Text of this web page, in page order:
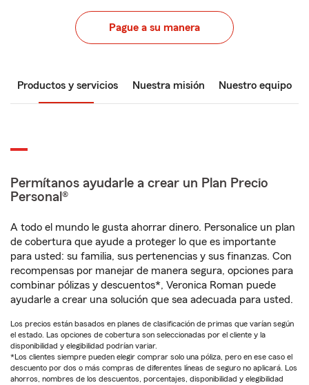
Pague a su manera
Productos y servicios Nuestra misión Nuestro equipo
Permítanos ayudarle a crear un Plan Precio
Personal®
A todo el mundo le gusta ahorrar dinero. Personalice un plan
de cobertura que ayude a proteger lo que es importante
para usted: su familia, sus pertenencias y sus finanzas. Con
recompensas por manejar de manera segura, opciones para
combinar pólizas y descuentos*, Veronica Roman puede
ayudarle a crear una solución que sea adecuada para usted.
Los precios están basados en planes de clasificación de primas que varían según
el estado. Las opciones de cobertura son seleccionadas por el cliente y la
disponibilidad y elegibilidad podrían variar.
*Los clientes siempre pueden elegir comprar solo una póliza, pero en ese caso el
descuento por dos o más compras de diferentes líneas de seguro no aplicará. Los
ahorros, nombres de los descuentos, porcentajes, disponibilidad y elegibilidad